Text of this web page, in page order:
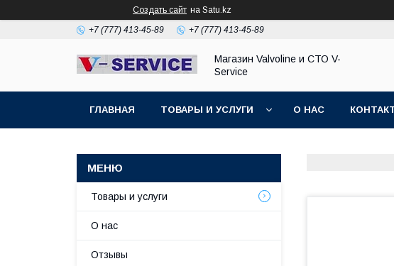
Создать сайт на Satu.kz
+7 (777) 413-45-89 +7 (777) 413-45-89
Магазин Valvoline и СТО V-
Service
ГЛАВНАЯ ТОВАРЫ И УСЛУГИ О НАС
Товары и услуги
О нас
Отзывы